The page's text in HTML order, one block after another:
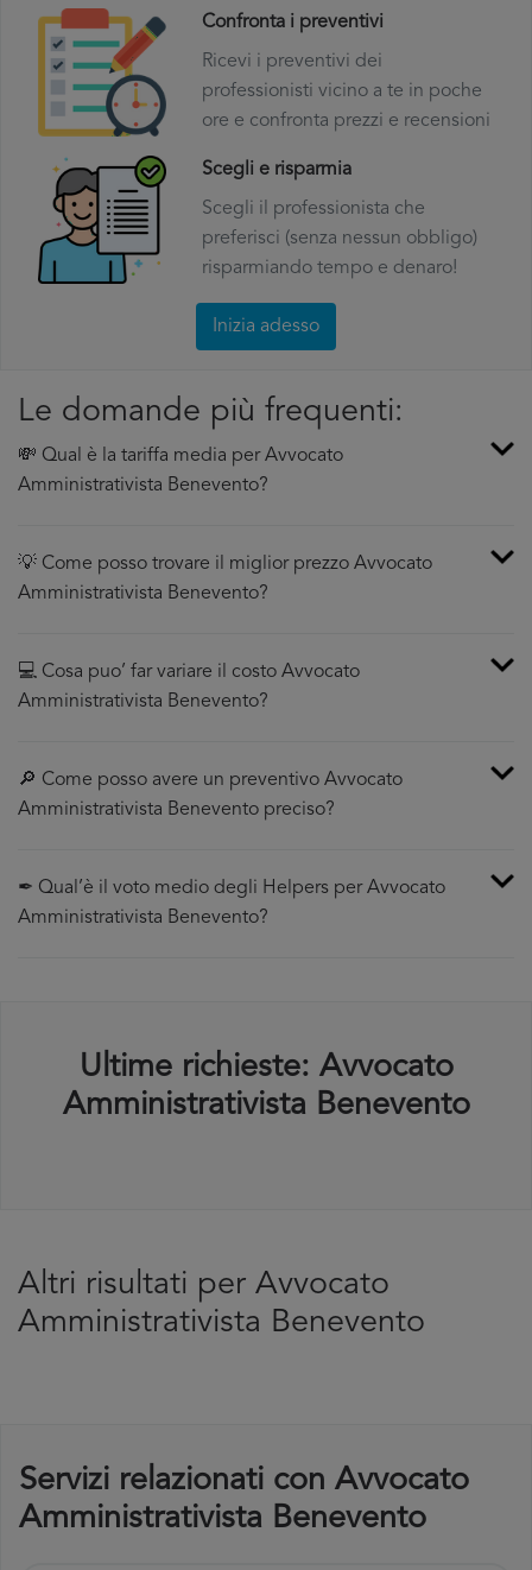
Confronta i preventivi
Ricevi i preventivi dei
professionisti vicino a te in poche
ore e confronta prezzi e recensioni
Scegli e risparmia
Scegli il professionista che
preferisci (senza nessun obbligo)
risparmiando tempo e denaro!
Inizia adesso
Le domande più frequenti:
💸 Qual è la tariffa media per Avvocato
Amministrativista Benevento?
💡 Come posso trovare il miglior prezzo Avvocato
Amministrativista Benevento?
💻 Cosa puo’ far variare il costo Avvocato
Amministrativista Benevento?
🔎 Come posso avere un preventivo Avvocato
Amministrativista Benevento preciso?
✒ Qual’è il voto medio degli Helpers per Avvocato
Amministrativista Benevento?
Ultime richieste: Avvocato
Amministrativista Benevento
Altri risultati per Avvocato
Amministrativista Benevento
Servizi relazionati con Avvocato
Amministrativista Benevento